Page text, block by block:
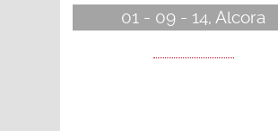
01 - 09 - 14, Alcora